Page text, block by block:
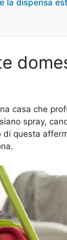
la dispensa
casa che
spray,
questa